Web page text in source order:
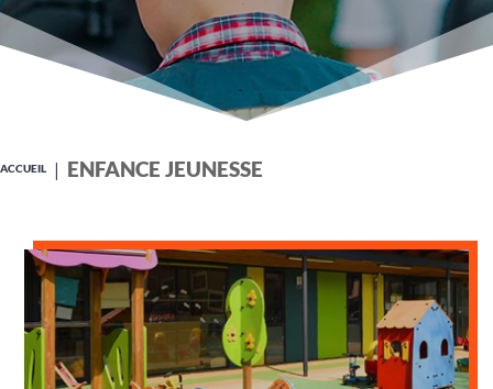
ACCUEIL ENFANCE JEUNESSE